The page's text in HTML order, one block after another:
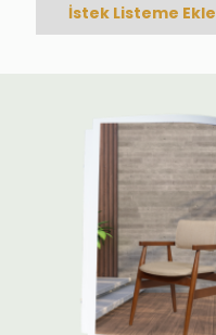
İstek Listeme Ekle